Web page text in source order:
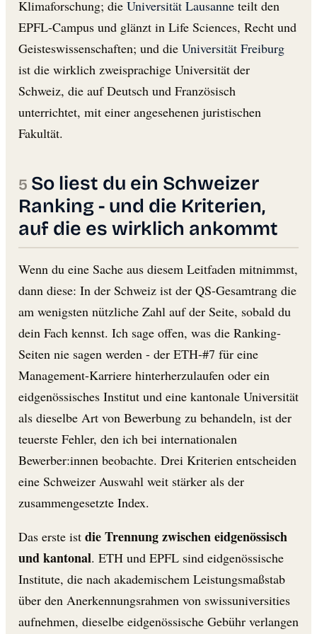
Klimaforschung; die Universität Lausanne teilt den
EPFL-Campus und glänzt in Life Sciences, Recht und
Geisteswissenschaften; und die Universität Freiburg
ist die wirklich zweisprachige Universität der
Schweiz, die auf Deutsch und Französisch
unterrichtet, mit einer angesehenen juristischen
Fakultät.
So liest du ein Schweizer
Ranking - und die Kriterien,
auf die es wirklich ankommt
Wenn du eine Sache aus diesem Leitfaden mitnimmst,
dann diese: In der Schweiz ist der QS-Gesamtrang die
am wenigsten nützliche Zahl auf der Seite, sobald du
dein Fach kennst. Ich sage offen, was die Ranking-
Seiten nie sagen werden - der ETH-#7 für eine
Management-Karriere hinterherzulaufen oder ein
eidgenössisches Institut und eine kantonale Universität
als dieselbe Art von Bewerbung zu behandeln, ist der
teuerste Fehler, den ich bei internationalen
Bewerber:innen beobachte. Drei Kriterien entscheiden
eine Schweizer Auswahl weit stärker als der
zusammengesetzte Index.
Das erste ist die Trennung zwischen eidgenössisch
und kantonal. ETH und EPFL sind eidgenössische
Institute, die nach akademischem Leistungsmaßstab
über den Anerkennungsrahmen von swissuniversities
aufnehmen, dieselbe eidgenössische Gebühr verlangen